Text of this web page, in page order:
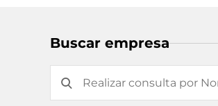
Buscar empresa